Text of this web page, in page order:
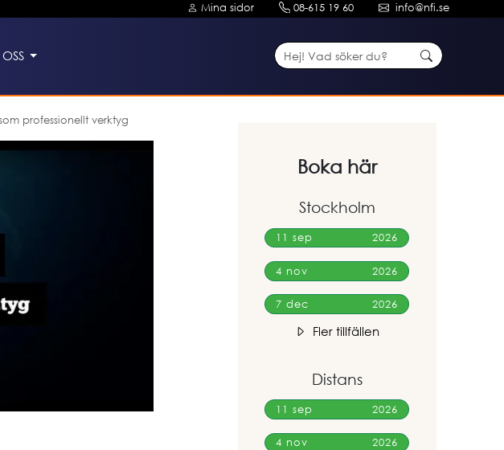
Mina sidor 08-615 19 60 info@nfi.se
professionellt verktyg
Boka här
Stockholm
11 sep 2026
4 nov 2026
7 dec 2026
Fler tillfällen
Distans
11 sep 2026
4 nov 2026